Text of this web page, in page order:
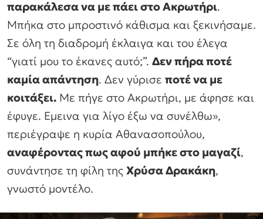
παρακάλεσα να με πάει στο Ακρωτήρι.
Μπήκα στο μπροστινό κάθισμα και ξεκινήσαμε.
Σε όλη τη διαδρομή έκλαιγα και του έλεγα
“γιατί μου το έκανες αυτό;”. Δεν πήρα ποτέ
καμία απάντηση. Δεν γύρισε ποτέ να με
κοιτάξει. Με πήγε στο Ακρωτήρι, με άφησε και
έφυγε. Εμεινα για λίγο έξω να συνέλθω»,
περιέγραψε η κυρία Αθανασοπούλου,
αναφέροντας πως αφού μπήκε στο μαγαζί,
συνάντησε τη φίλη της Χρύσα Δρακάκη,
γνωστό μοντέλο.